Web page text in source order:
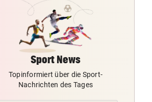
WM-Teilnehmer!
NEO-KLUB
wie Rockstar: So viel
WM-Held!
NACH ASIEN CUP
Spielerinnen in
Sport News
Topinformiert über die Sport-
Nachrichten des Tages